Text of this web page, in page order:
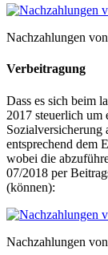
Nachzahlungen
Verbeitragung
Dass es sich beim
2017 steuerlich um
Sozialversicherung
entsprechend dem
wobei die
07/2018 per
(können):
Nachzahlungen